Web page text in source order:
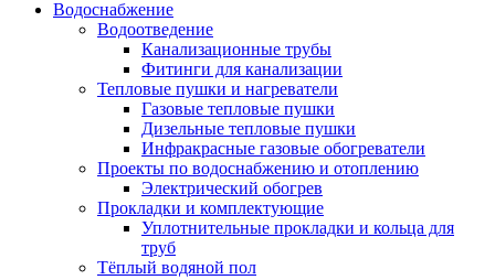
Водоснабжение
Водоотведение
Канализационные трубы
Фитинги для канализации
Тепловые пушки и нагреватели
Газовые тепловые пушки
Дизельные тепловые пушки
Инфракрасные газовые обогреватели
Проекты по водоснабжению и отоплению
Электрический обогрев
Прокладки и комплектующие
Уплотнительные прокладки и кольца для
труб
Тёплый водяной пол